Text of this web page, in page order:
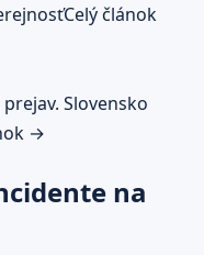
Celý článok
Slovensko
→
na